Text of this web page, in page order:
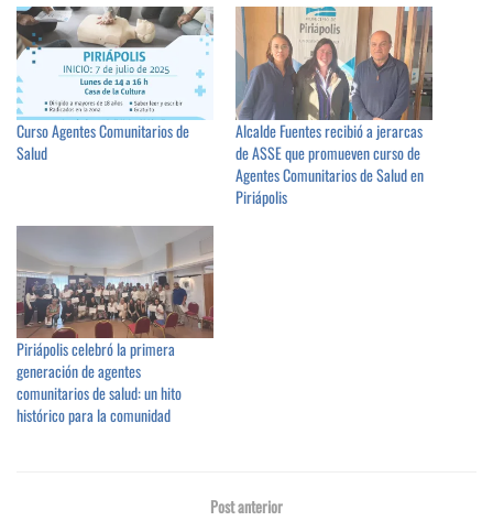
Curso Agentes Comunitarios de
Salud
Alcalde Fuentes recibió a jerarcas
de ASSE que promueven curso de
Agentes Comunitarios de Salud en
Piriápolis
Piriápolis celebró la primera
generación de agentes
comunitarios de salud: un hito
histórico para la comunidad
Post anterior